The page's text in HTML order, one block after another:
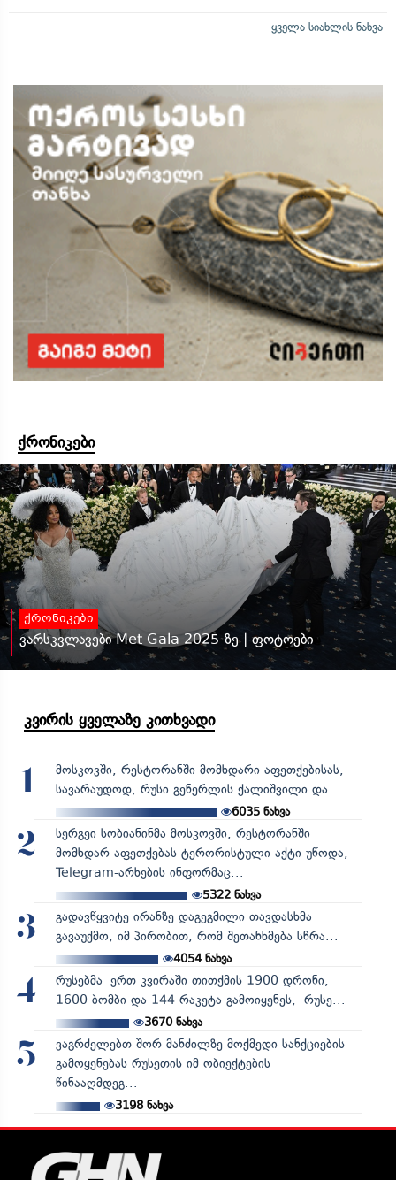
ყველა სიახლის ნახვა
ქრონიკები
ქრონიკები
ვარსკვლავები Met Gala 2025-ზე | ფოტოები
კვირის ყველაზე კითხვადი
1
მოსკოვში, რესტორანში მომხდარი აფეთქებისას,
სავარაუდოდ, რუსი გენერლის ქალიშვილი და...
6035 ნახვა
2
სერგეი სობიანინმა მოსკოვში, რესტორანში
მომხდარ აფეთქებას ტერორისტული აქტი უწოდა,
Telegram-არხების ინფორმაც...
5322ნახვა
3
გადავწყვიტე ირანზე დაგეგმილი თავდასხმა
გავაუქმო, იმ პირობით, რომ შეთანხმება სწრა...
4054ნახვა
4
რუსებმა ერთ კვირაში თითქმის 1900 დრონი,
1600 ბომბი და 144 რაკეტა გამოიყენეს, რუსე...
3670ნახვა
5
ვაგრძელებთ შორ მანძილზე მოქმედი სანქციების
გამოყენებას რუსეთის იმ ობიექტების
წინააღმდეგ...
3198ნახვა